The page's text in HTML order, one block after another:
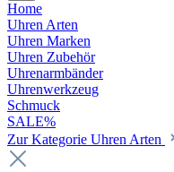
Home
Uhren Arten
Uhren Marken
Uhren Zubehör
Uhrenarmbänder
Uhrenwerkzeug
Schmuck
SALE%
Zur Kategorie Uhren Arten